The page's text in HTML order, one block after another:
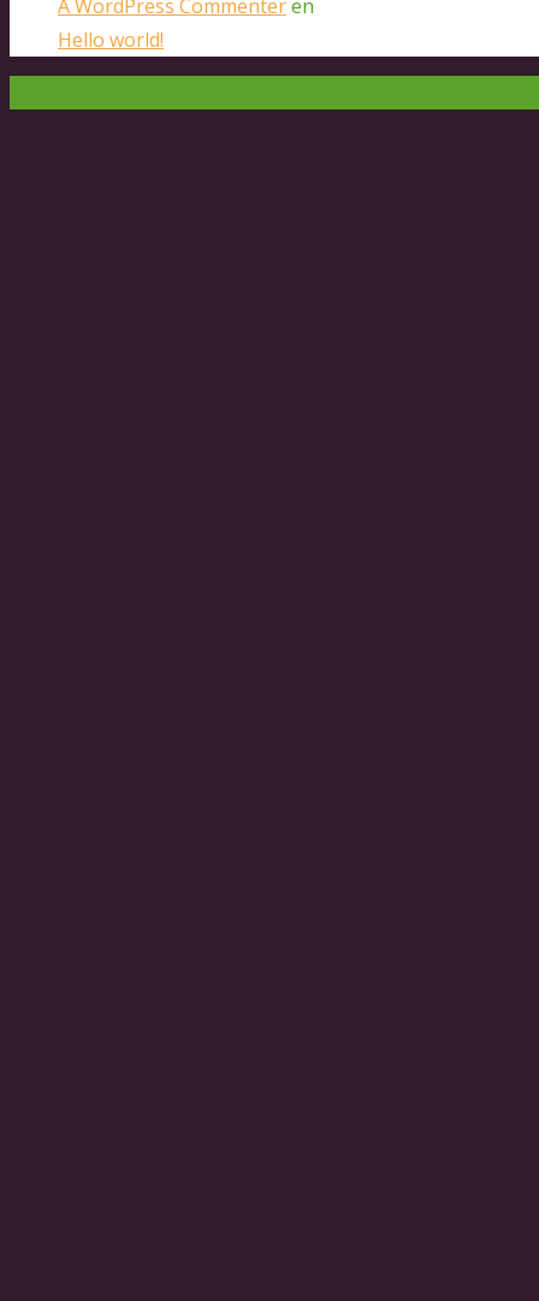
A WordPress Commenteren
Hello world!